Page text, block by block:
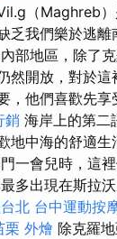
（Maghreb
乏我們樂於逃離
部地區，除了
然開放，對於
，他們喜歡先享
銷 海岸上的第二
地中海的舒適生
一會兒時，這
多出現在斯拉
北 台中運動按
栗 外燴 除克羅